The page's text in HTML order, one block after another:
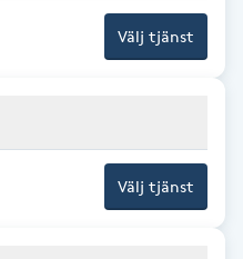
Välj tjänst
Välj tjänst